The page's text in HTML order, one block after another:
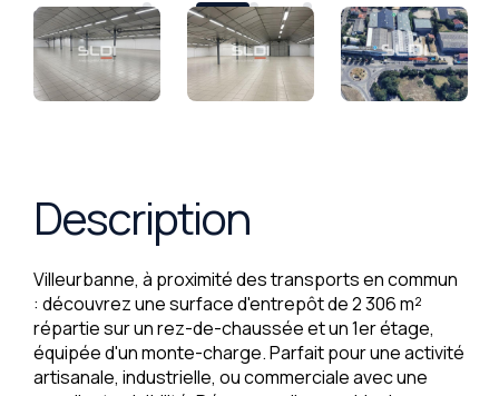
Description
Villeurbanne, à proximité des transports en commun
: découvrez une surface d'entrepôt de 2 306 m²
répartie sur un rez-de-chaussée et un 1er étage,
équipée d'un monte-charge. Parfait pour une activité
artisanale, industrielle, ou commerciale avec une